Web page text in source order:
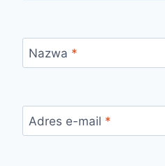
Nazwa *
Adres e-mail *